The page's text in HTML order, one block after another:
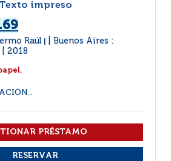
Texto impreso
Raúl
Buenos Aires :
2018